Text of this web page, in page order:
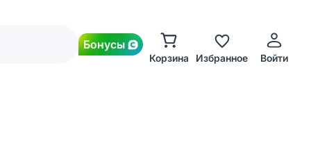
Бонусы
Корзина Избранное Войти